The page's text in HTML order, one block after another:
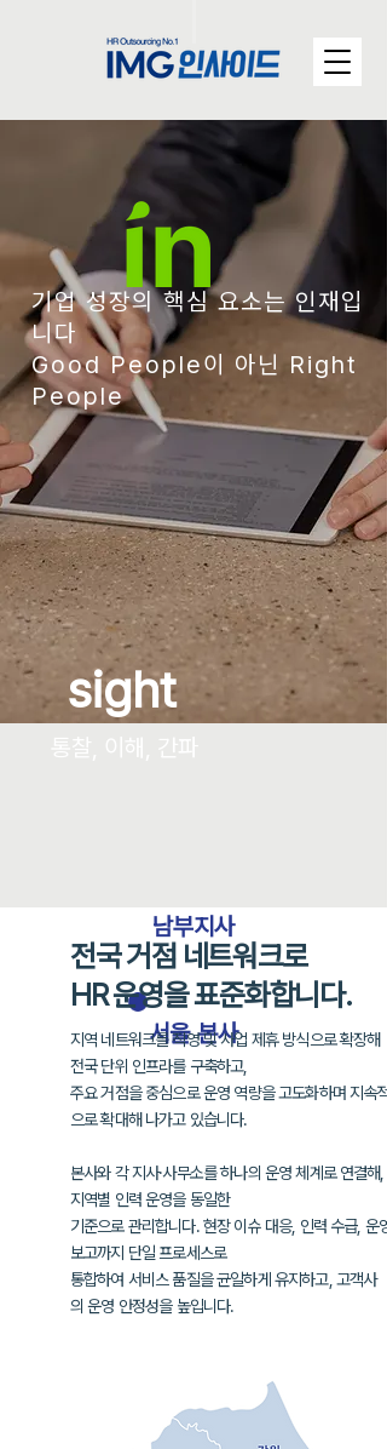
기업 성장의 핵심 요소는 인재입
니다
Good People이 아닌 Right
People
sight
​서울 본사
남부지사
전국 거점 네트워크로
HR 운영을 표준화합니다.
지역 네트워크를 직영 및 사업 제휴 방식으로 확장해
전국 단위 인프라를 구축하고,
주요 거점을 중심으로 운영 역량을 고도화하며지속적
으로 확대해 나가고 있습니다.
본사와 각 지사·사무소를 하나의 운영 체계로 연결해,
지역별 인력 운영을 동일한
기준으로 관리합니다. 현장 이슈 대응, 인력 수급, 운영
보고까지 단일 프로세스로
통합하여 서비스 품질을 균일하게 유지하고, 고객사
의운영 안정성을 높입니다.